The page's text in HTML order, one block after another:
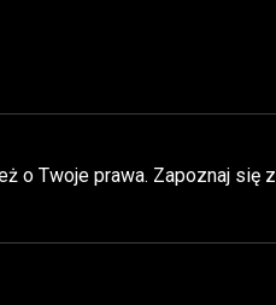
o Twoje prawa. Zapoznaj się z